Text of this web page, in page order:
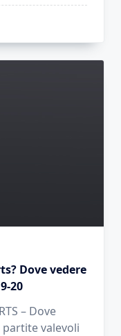
Dove vedere
20
– Dove
valevoli